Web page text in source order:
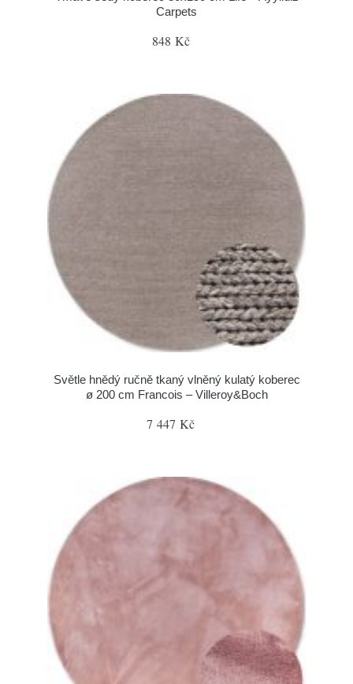
Carpets
848 Kč
Světle hnědý ručně tkaný vlněný kulatý koberec
ø 200 cm Francois – Villeroy&Boch
7 447 Kč